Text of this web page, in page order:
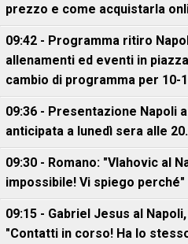
prezzo e come acquistarla
09:42 - Programma ritiro
allenamenti ed eventi in
cambio di programma per 10-
09:36 - Presentazione Napoli
anticipata a lunedì sera alle
09:30 - Romano: "Vlahovic al
impossibile! Vi spiego perché"
09:15 - Gabriel Jesus al
"Contatti in corso! Ha lo